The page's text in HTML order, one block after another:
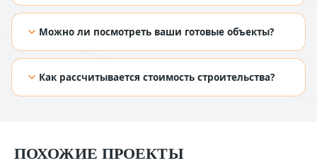
[TODO: добавить ответ из Figma]
Можно ли посмотреть ваши готовые объекты?
[TODO: добавить ответ из Figma]
Как рассчитывается стоимость строительства?
ПОХОЖИЕ ПРОЕКТЫ